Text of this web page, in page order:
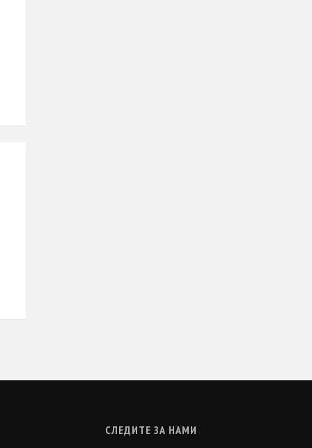
СЛЕДИТЕ ЗА НАМИ